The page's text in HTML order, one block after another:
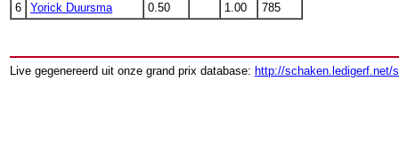
6
Yorick Duursma 0.50 1.00 785
Live gegenereerd uit onze grand prix database: http://schaken.ledigerf.net/